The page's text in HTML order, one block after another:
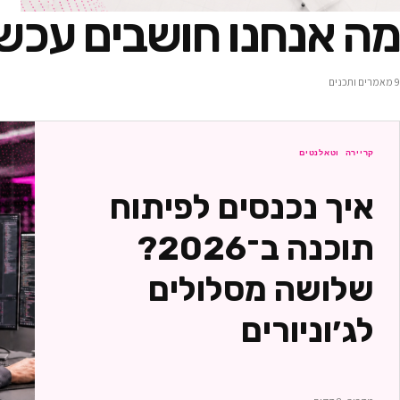
מה אנחנו חושבים
9 מאמרים ותכנים
קריירה וטאלנטים
איך נכנסים לפיתוח
תוכנה ב־2026?
שלושה מסלולים
לג׳וניורים